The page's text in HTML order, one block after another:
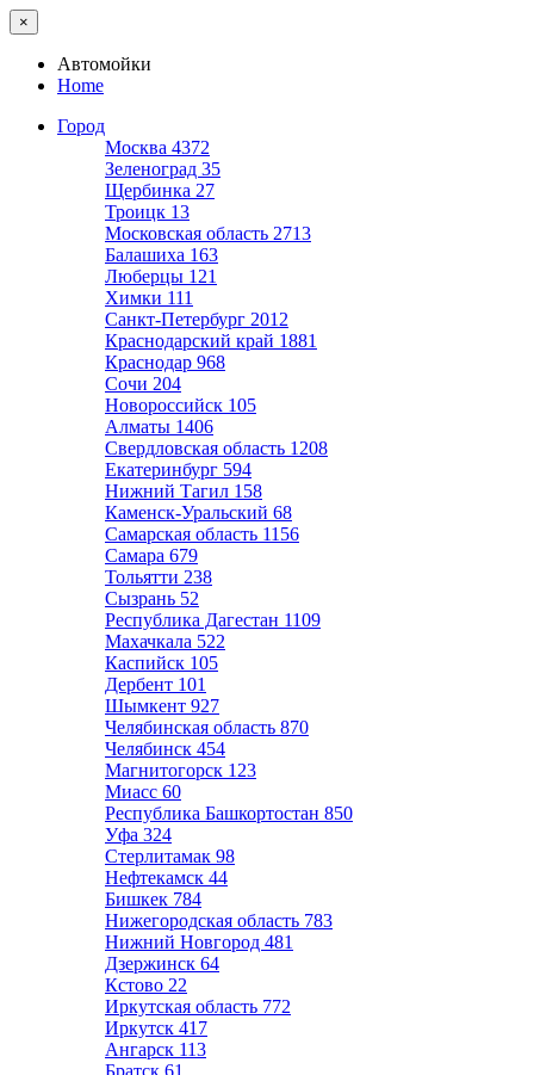
×
Автомойки
Home
Город
Москва 4372
Зеленоград 35
Щербинка 27
Троицк 13
Московская область 2713
Балашиха 163
Люберцы 121
Химки 111
Санкт-Петербург 2012
Краснодарский край 1881
Краснодар 968
Сочи 204
Новороссийск 105
Алматы 1406
Свердловская область 1208
Екатеринбург 594
Нижний Тагил 158
Каменск-Уральский 68
Самарская область 1156
Самара 679
Тольятти 238
Сызрань 52
Республика Дагестан 1109
Махачкала 522
Каспийск 105
Дербент 101
Шымкент 927
Челябинская область 870
Челябинск 454
Магнитогорск 123
Миасс 60
Республика Башкортостан 850
Уфа 324
Стерлитамак 98
Нефтекамск 44
Бишкек 784
Нижегородская область 783
Нижний Новгород 481
Дзержинск 64
Кстово 22
Иркутская область 772
Иркутск 417
Ангарск 113
Братск 61